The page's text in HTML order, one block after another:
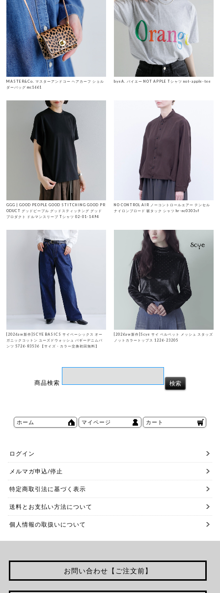
MASTER&Co. マスターアンドコー ヘアカーフ ショル
ダーバッグ mc1661
byeA. バイエー NOT APPLE Tシャツ not-apple-tee
GGG | GOOD PEOPLE GOOD STITCHING GOOD PR
ODUCT グッドピープル グッドスティッチング グッド
プロダクト ドルマンスリーブ Tシャツ 02-01-1494
NO CONTROL AIR ノーコントロールエアー テンセル
ナイロンブロード 裾タック シャツ hr-nc0303sf
[2026aw新作]SCYE BASICS サイベーシックス オー
ガニックコットン ユーズドウォッシュ バギーデニムパ
ンツ 5726-83536 【サイズ・カラー交換初回無料】
[2026aw新作]Scye サイ ベルベット メッシュ スタッズ
ノットカラートップス 1226-23205
商品検索
ホーム マイページ カート
ログイン
メルマガ申込/停止
特定商取引法に基づく表示
送料とお支払い方法について
個人情報の取扱いについて
お問い合わせ【ご注文前】